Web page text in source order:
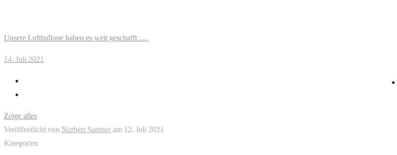
Unsere Luftballone haben es weit geschafft ….
14. Juli 2021
Zeige alles
Veröffentlicht von Norbert Santner am 12. Juli 2021
Kategorien